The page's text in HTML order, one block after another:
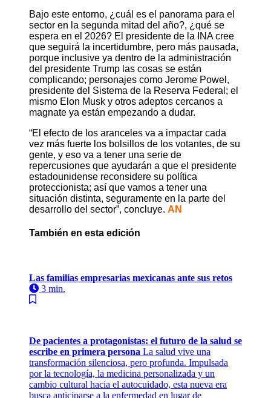
Bajo este entorno, ¿cuál es el panorama para el
sector en la segunda mitad del año?, ¿qué se
espera en el 2026? El presidente de la INA cree
que seguirá la incertidumbre, pero más pausada,
porque inclusive ya dentro de la administración
del presidente Trump las cosas se están
complicando; personajes como Jerome Powel,
presidente del Sistema de la Reserva Federal; el
mismo Elon Musk y otros adeptos cercanos a
magnate ya están empezando a dudar.
“El efecto de los aranceles va a impactar cada
vez más fuerte los bolsillos de los votantes, de su
gente, y eso va a tener una serie de
repercusiones que ayudarán a que el presidente
estadounidense reconsidere su política
proteccionista; así que vamos a tener una
situación distinta, seguramente en la parte del
desarrollo del sector”, concluye. AN
También en esta edición
Las familias empresarias mexicanas ante sus retos
3 min.
De pacientes a protagonistas: el futuro de la salud se
escribe en primera persona La salud vive una
transformación silenciosa, pero profunda. Impulsada
por la tecnología, la medicina personalizada y un
cambio cultural hacia el autocuidado, esta nueva era
busca anticiparse a la enfermedad en lugar de